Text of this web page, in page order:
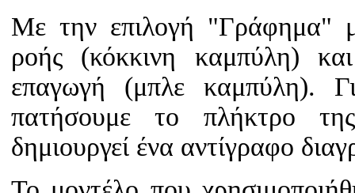
Με την επιλογή "Γράφημα"
ροής (κόκκινη καμπύλη)
επαγωγή (μπλε καμπύλη).
πατήσουμε το πλήκτρο
δημιουργεί ένα αντίγραφο